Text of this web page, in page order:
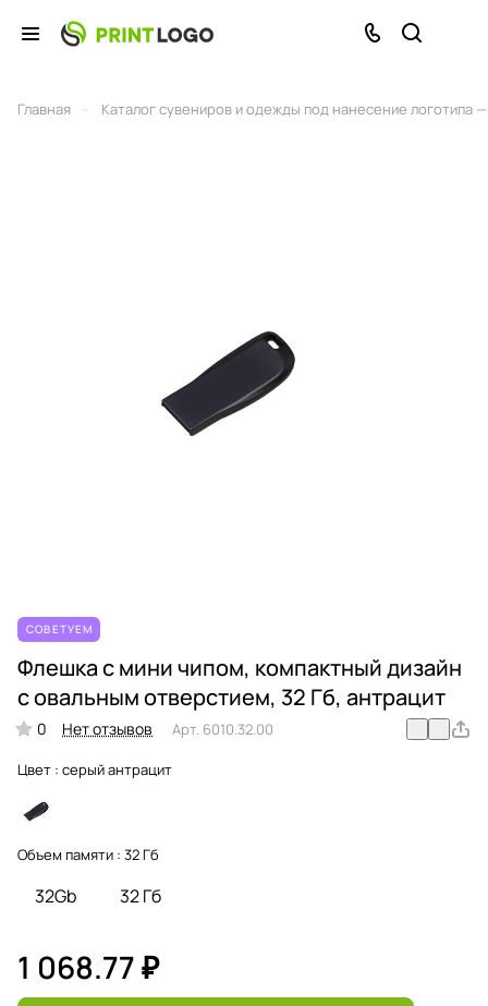
Главная Каталог сувениров и одежды под нанесение логотипа
СОВЕТУЕМ
Флешка с мини чипом, компактный дизайн
с овальным отверстием, 32 Гб, антрацит
0 Нет отзывов Арт. 6010.32.00
Цвет : серый антрацит
Объем памяти : 32 Гб
32Gb 32 Гб
1 068.77 ₽